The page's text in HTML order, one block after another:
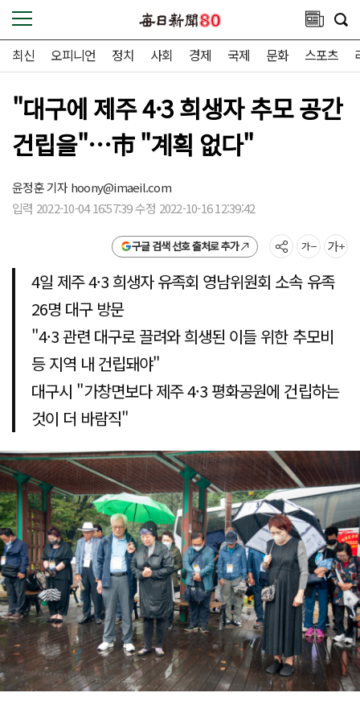
최신 오피니언 정치 사회 경제 국제 문화 스포츠
"대구에 제주 4·3 희생자 추모 공간
건립을"…市 "계획 없다"
윤정훈 기자hoony@imaeil.com
입력 2022-10-04 16:57:39 수정 2022-10-16 12:39:42
구글 검색 선호 출처로 추가
4일 제주 4·3 희생자 유족회 영남위원회 소속 유족
26명 대구 방문
"4·3 관련 대구로 끌려와 희생된 이들 위한 추모비
등 지역 내 건립돼야"
대구시 "가창면보다 제주 4·3 평화공원에 건립하는
것이 더 바람직"